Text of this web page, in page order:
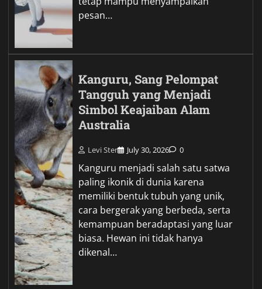
pesan…
Kanguru, Sang Pelompat
Tangguh yang Menjadi
Simbol Keajaiban Alam
Australia
Levi Ster July 30, 2026 0
Kanguru menjadi salah satu satwa
paling ikonik di dunia karena
memiliki bentuk tubuh yang unik,
cara bergerak yang berbeda, serta
kemampuan beradaptasi yang luar
biasa. Hewan ini tidak hanya
dikenal…